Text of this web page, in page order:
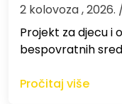
2 kolovoza , 2026.
Projekt za djecu i
bespovratnih
Pročitaj više